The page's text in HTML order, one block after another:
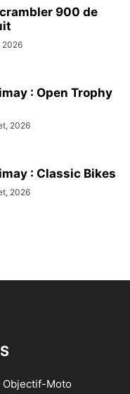
900 de
2026
: Open Trophy
2026
: Classic Bikes
2026
Moto